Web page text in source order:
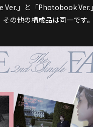
Ver.」と「Photobook Ver.
の他の構成品は同一です。